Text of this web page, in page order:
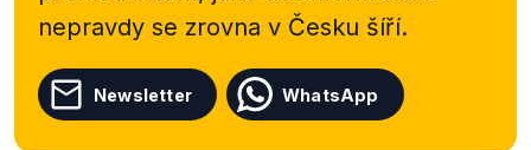
nepravdy se zrovna v Česku šíří.
Newsletter WhatsApp